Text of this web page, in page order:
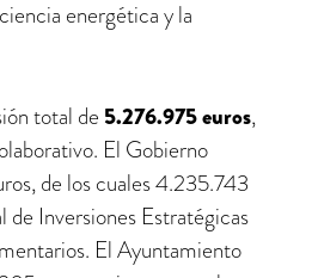
energética y la
total de 5.276.975 euros,
El Gobierno
de los cuales 4.235.743
Inversiones Estratégicas
El Ayuntamiento